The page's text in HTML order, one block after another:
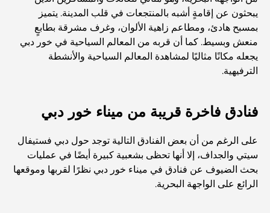
اكتشف جزيرة القمر في دبي: دليلك الأمثل
استكشاف المواقع التاريخية في دبي: رحلة عبر الزمن
أفضل 7 مطاعم في خور دبي لتناول الطعام فيها
أفضل المدارس في دبي مارينا: دليل مناسب للعائلات
يبحثون عن إقامةٍ أشبه بالمنتجعات في قلب المدينة. يتميز
بمسبح هادئ، ومطاعم زاهية الألوان، وغرف مشرقة بطابعٍ
منعش وبسيط. كما أن قربه من المعالم السياحية في خور دبي
يجعله مكانًا مثاليًا لمشاهدة المعالم السياحية والأنشطة
الترفيهية.
فنادق فاخرة قريبة من ميناء خور دبي
على الرغم من أن بعض الفنادق التالية توجد حول دبي فستيفال
سيتي والجداف، إلا أنها تحظى بشعبية كبيرة أيضًا في عمليات
بحث الضيوف عن فنادق في ميناء خور دبي نظرًا لقربها وموقعها
الرائع على الواجهة البحرية.